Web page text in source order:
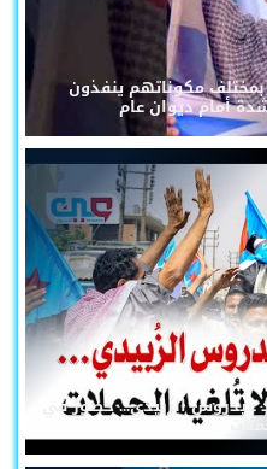
بمختلف مكوناتهم ينفذون
أمام ديوان عام
عيدروس الزُبيدي... حضورٌ في